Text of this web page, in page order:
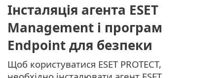
Інсталяція агента ESET
Management і програм
Endpoint для безпеки
Щоб користуватися ESET PROTECT,